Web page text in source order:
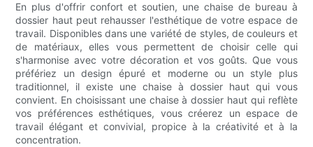
En plus d'offrir confort et soutien, une chaise de bureau à
dossier haut peut rehausser l'esthétique de votre espace de
travail. Disponibles dans une variété de styles, de couleurs et
de matériaux, elles vous permettent de choisir celle qui
s'harmonise avec votre décoration et vos goûts. Que vous
préfériez un design épuré et moderne ou un style plus
traditionnel, il existe une chaise à dossier haut qui vous
convient. En choisissant une chaise à dossier haut qui reflète
vos préférences esthétiques, vous créerez un espace de
travail élégant et convivial, propice à la créativité et à la
concentration.